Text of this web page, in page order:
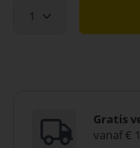
1
Gratis
vanaf €